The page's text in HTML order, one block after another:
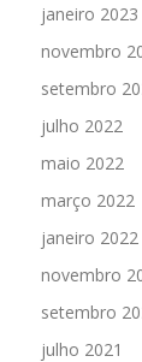
janeiro 2023
novembro
setembro
julho 2022
maio 2022
março 2022
janeiro 2022
novembro
setembro
julho 2021